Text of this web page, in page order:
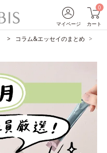
マイページ
0
カート
コラム&エッセイのまとめ